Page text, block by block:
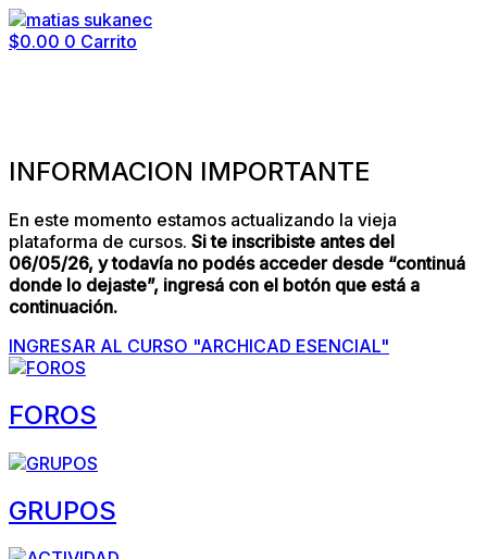
$0.00 0 Carrito
INFORMACION IMPORTANTE
En este momento estamos actualizando la vieja
plataforma de cursos. Si te inscribiste antes del
06/05/26, y todavía no podés acceder desde “continuá
donde lo dejaste”, ingresá con el botón que está a
continuación.
INGRESAR AL CURSO "ARCHICAD ESENCIAL"
FOROS
GRUPOS